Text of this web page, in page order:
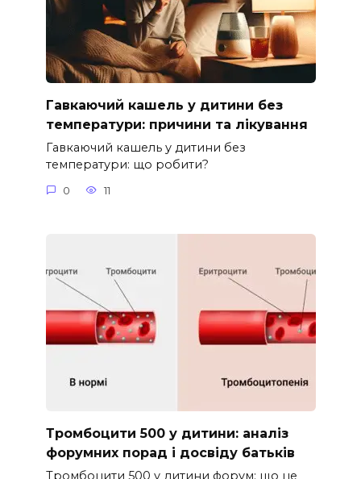
Гавкаючий кашель у дитини без
температури: причини та лікування
Гавкаючий кашель у дитини без
температури: що робити?
0 11
Тромбоцити 500 у дитини: аналіз
форумних порад і досвіду батьків
Тромбоцити 500 у дитини форум: що це